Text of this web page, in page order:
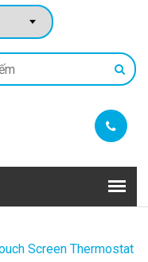
Screen Thermostat